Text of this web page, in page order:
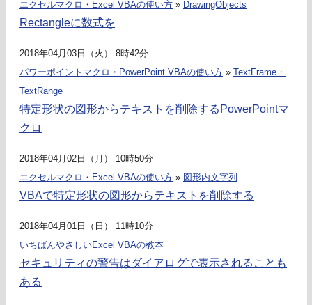
エクセルマクロ・Excel VBAの使い方 » DrawingObjects
Rectangleに数式を
2018年04月03日（火） 8時42分
パワーポイントマクロ・PowerPoint VBAの使い方 » TextFrame・
TextRange
特定形状の図形からテキストを削除するPowerPointマ
クロ
2018年04月02日（月） 10時50分
エクセルマクロ・Excel VBAの使い方 » 図形内文字列
VBAで特定形状の図形からテキストを削除する
2018年04月01日（日） 11時10分
いちばんやさしいExcel VBAの教本
セキュリティの警告はダイアログで表示されることも
ある